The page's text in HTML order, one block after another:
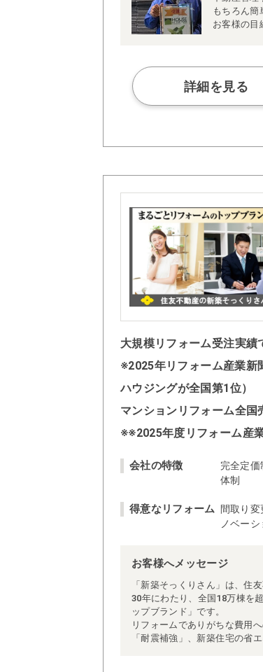
もちろん簡
お客様の目
詳細を見る
大規模リフォーム受注実績
※2025年リフォーム産業新
ハウジングが全国第1位）
マンションリフォーム全国
※※2025年度リフォーム産
会社の特徴
完全定
体制
得意なリフォーム
間取り
ノベーシ
お客様へメッセージ
「新築そっくりさん」は、住
30年にわたり、全国18万棟を
ップブランド」です。
リフォームでありがちな費用
「耐震補強」、新築住宅の省